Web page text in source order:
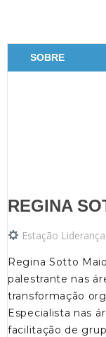
SOBRE
REGINA
Estação Liderança
Regina Sotto
palestrante nas
transformação
Especialista nas
facilitação de